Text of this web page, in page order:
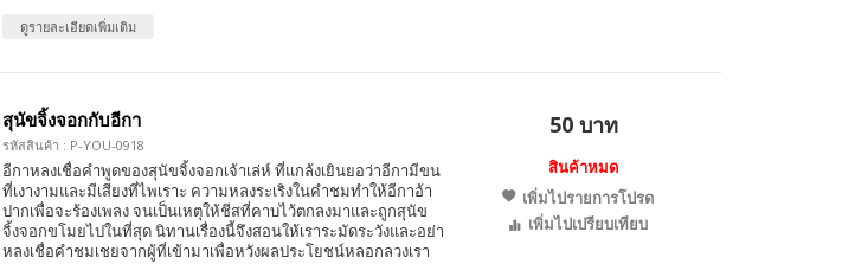
ดูรายละเอียดเพิ่มเติม
สุนัขจิ้งจอกกับอีกา
รหัสสินค้า : P-YOU-0918
อีกาหลงเชื่อคำพูดของสุนัขจิ้งจอกเจ้าเล่ห์ ที่แกล้งเยินยอว่าอีกามีขน
ที่เงางามและมีเสียงที่ไพเราะ ความหลงระเริงในคำชมทำให้อีกาอ้า
ปากเพื่อจะร้องเพลง จนเป็นเหตุให้ชีสที่คาบไว้ตกลงมาและถูกสุนัข
จิ้งจอกขโมยไปในที่สุด นิทานเรื่องนี้จึงสอนให้เราระมัดระวังและอย่า
หลงเชื่อคำชมเชยจากผู้ที่เข้ามาเพื่อหวังผลประโยชน์หลอกลวงเรา
50 บาท
สินค้าหมด
เพิ่มไปรายการโปรด
เพิ่มไปเปรียบเทียบ